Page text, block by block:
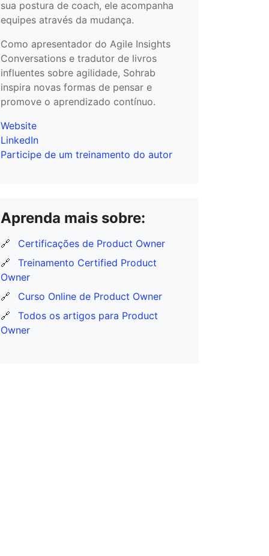
sua postura de coach, ele acompanha
equipes através da mudança.
Como apresentador do Agile Insights
Conversations e tradutor de livros
influentes sobre agilidade, Sohrab
inspira novas formas de pensar e
promove o aprendizado contínuo.
Website
LinkedIn
Participe de um treinamento do autor
Aprenda mais sobre:
🔗
Certificações de Product Owner
🔗
Treinamento Certified Product
Owner
🔗
Curso Online de Product Owner
🔗
Todos os artigos para Product
Owner